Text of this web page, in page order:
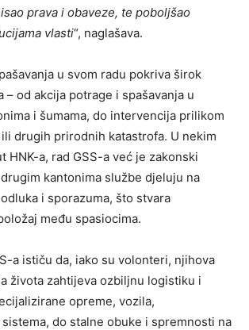
prava i obaveze, te poboljšao
vlasti“, naglašava.
u svom radu pokriva širok
– od akcija potrage i spašavanja u
i šumama, do intervencija prilikom
drugih prirodnih katastrofa. U nekim
HNK-a, rad GSS-a već je zakonski
kantonima službe djeluju na
i sporazuma, što stvara
među spasiocima.
a ističu da, iako su volonteri, njihova
života zahtijeva ozbiljnu logistiku i
opreme, vozila,
do stalne obuke i spremnosti na